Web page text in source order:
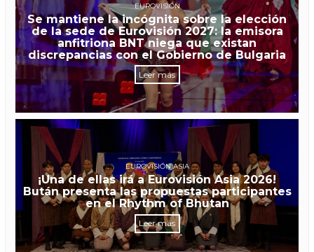
EUROVISIÓN
Se mantiene la incógnita sobre la elección
de la sede de Eurovisión 2027: la emisora
anfitriona BNT niega que existan
discrepancias con el Gobierno de Bulgaria
Leer más
EUROVISIÓN ASIA
¡Una de ellas irá a Eurovisión Asia 2026!
Bután presenta las propuestas participantes
en el Rhythm of Bhutan
Leer más